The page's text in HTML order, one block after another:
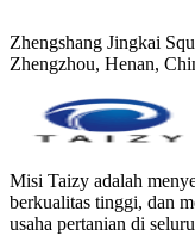
Zhengshang Jingkai
Zhengzhou, Henan,
Misi Taizy adalah
berkualitas tinggi, dan
usaha pertanian di